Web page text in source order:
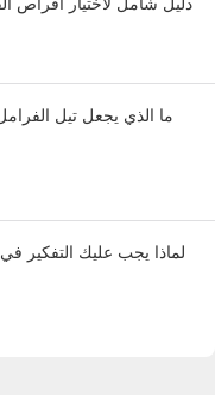
ما الذي يجعل تيل
لماذا يجب عليك التفكير